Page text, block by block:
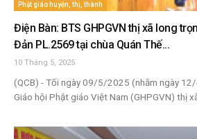
Phật giáo huyện, thị, thành
Điện Bàn: BTS GHPGVN thị xã long
Đản PL.2569 tại chùa Quán Thế...
10 Tháng 5, 2025
(QCB) - Tối ngày 09/5/2025 (nhằm ngày
Giáo hội Phật giáo Việt Nam (GHPGVN) thị